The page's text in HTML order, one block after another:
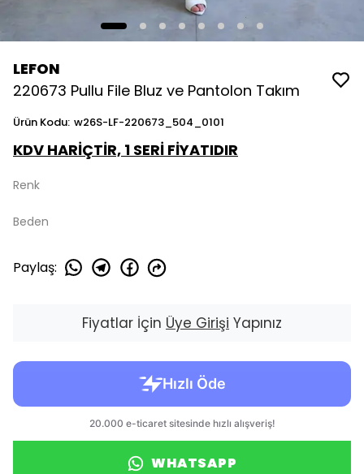
LEFON
220673 Pullu File Bluz ve Pantolon Takım
Ürün Kodu: w26S-LF-220673_504_0101
KDV HARİÇTİR, 1 SERİ FİYATIDIR
Renk
Beden
Paylaş:
Fiyatlar İçin Üye Girişi Yapınız
WHATSAPP